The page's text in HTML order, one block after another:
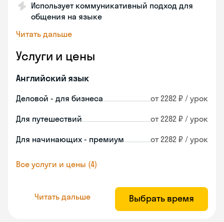
Использует коммуникативный подход для
общения на языке
Читать дальше
Услуги и цены
Английский язык
Деловой - для бизнеса от 2282 ₽ / урок
Для путешествий от 2282 ₽ / урок
Для начинающих - премиум от 2282 ₽ / урок
Все услуги и цены (4)
Читать дальше Выбрать время